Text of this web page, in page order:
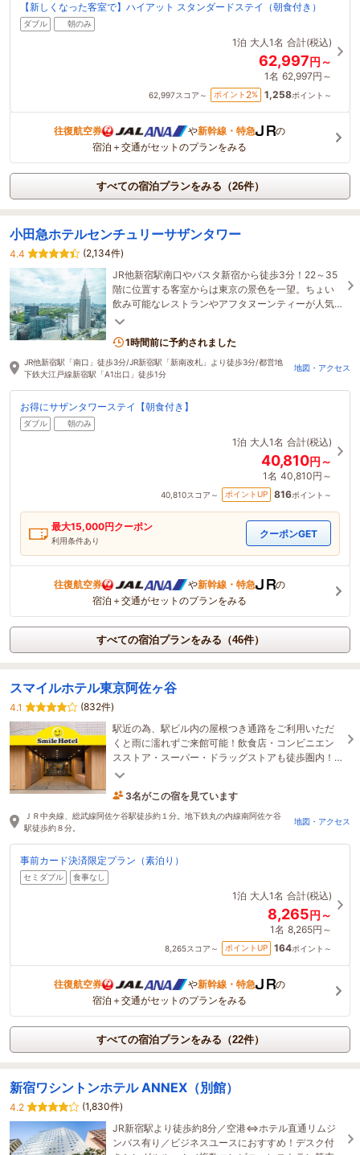
【新しくなった客室で】ハイアット スタンダードステイ（朝食付き）
ダブル 朝のみ
1泊 大人1名 合計(税込)
62,997円～
1名 62,997円～
62,997スコア～ ポイント 2% 1,258ポイント～
往復航空券 や新幹線・特急
の
宿泊＋交通がセットのプランをみる
すべての宿泊プランをみる（26件）
小田急ホテルセンチュリーサザンタワー
4.4
(2,134件)
JR他新宿駅南口やバスタ新宿から徒歩3分！22～35
階に位置する客室からは東京の景色を一望。ちょい
飲み可能なレストランやアフタヌーンティーが人気
のラウンジなど、ホテルでゆっくりお寛ぎいただけ
1時間前に予約されました
JR他新宿駅「南口」徒歩3分/JR新宿駅「新南改札」より徒歩3分/都営地
下鉄大江戸線新宿駅「A1出口」徒歩1分
地図・アクセス
お得にサザンタワーステイ【朝食付き】
ダブル 朝のみ
1泊 大人1名 合計(税込)
40,810円～
1名 40,810円～
40,810スコア～ ポイントUP 816ポイント～
最大15,000円クーポン
利用条件あり
クーポンGET
往復航空券 や新幹線・特急
の
宿泊＋交通がセットのプランをみる
すべての宿泊プランをみる（46件）
スマイルホテル東京阿佐ヶ谷
4.1
(832件)
駅近の為、駅ビル内の屋根つき通路をご利用いただ
くと雨に濡れずご来館可能！飲食店・コンビニエン
スストア・スーパー・ドラッグストアも徒歩圏内！
全室で無線LAN接続(Wi-Fi)がご利用頂けます！
3名がこの宿を見ています
12時間前に予約されました
ＪＲ中央線、総武線阿佐ケ谷駅徒歩約１分。地下鉄丸の内線南阿佐ケ谷
駅徒歩約８分。
地図・アクセス
事前カード決済限定プラン（素泊り）
セミダブル 食事なし
1泊 大人1名 合計(税込)
8,265円～
1名 8,265円～
8,265スコア～ ポイントUP 164ポイント～
往復航空券 や新幹線・特急
の
宿泊＋交通がセットのプランをみる
すべての宿泊プランをみる（22件）
新宿ワシントンホテル ANNEX（別館）
4.2
(1,830件)
JR新宿駅より徒歩約8分／空港⇔ホテル直通リムジ
ンバス有り／ビジネスユースにおすすめ！デスク付